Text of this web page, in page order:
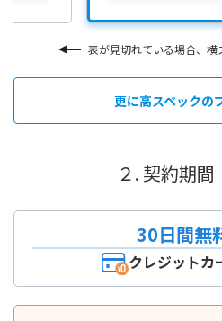
表が見切れている場合、
更に高スペックの
２. 契約期間
30日間無
クレジットカ